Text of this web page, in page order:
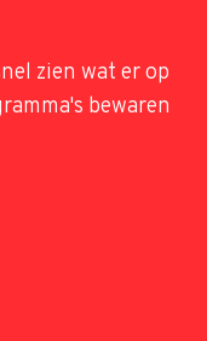
zien wat er op
bewaren